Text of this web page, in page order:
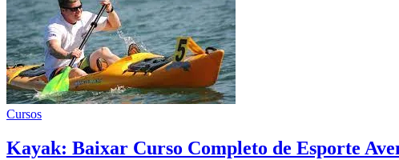
Cursos
Kayak: Baixar Curso Completo de Esporte